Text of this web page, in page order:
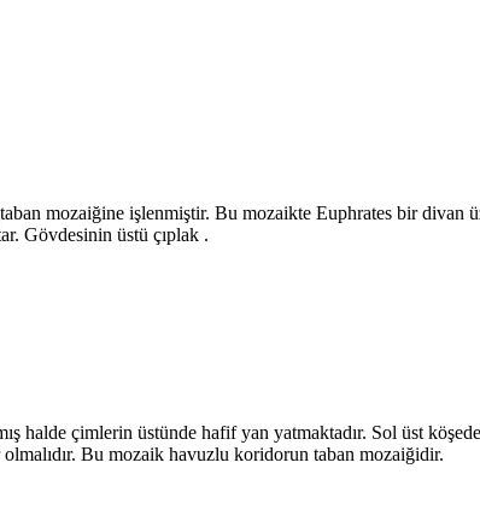
mozaiğine işlenmiştir. Bu mozaikte Euphrates bir
Gövdesinin üstü çıplak .
halde çimlerin üstünde hafif yan yatmaktadır. Sol üst
Bu mozaik havuzlu koridorun taban mozaiğidir.